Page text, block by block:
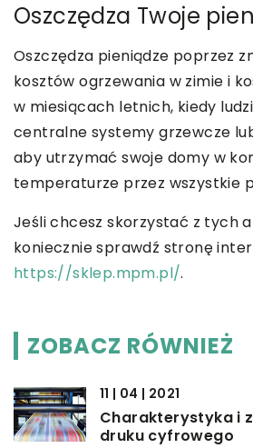
Oszczędza Twoje
Oszczędza pieniądze poprzez
kosztów ogrzewania w zimie i
w miesiącach letnich, kiedy
centralne systemy grzewcze
aby utrzymać swoje domy w
temperaturze przez wszystkie
Jeśli chcesz skorzystać z tych
koniecznie sprawdź stronę
https://sklep.mpm.pl/.
ZOBACZ RÓWNIEŻ
11 | 04 | 2021
Charakterystyka i
druku cyfrowego